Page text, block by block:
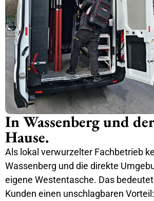
In Wassenberg und
Hause.
Als lokal verwurzelter Fachbetrieb
Wassenberg und die direkte
eigene Westentasche. Das
Kunden einen unschlagbaren